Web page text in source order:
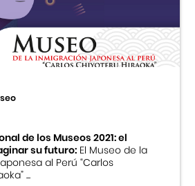
Peruano Japonés
Japonesa
Japonés
de los Museos 2021: el
su futuro:El Museo de la
al Perú “Carlos
...